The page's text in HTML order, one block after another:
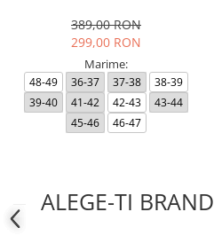
389,00 RON
299,00 RON
Marime:
48-49 36-37 37-38
38-39
39-40
41-42 42-43
43-44
45-46
46-47
ALEGE-TI